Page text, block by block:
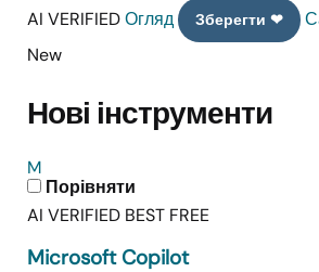
AI VERIFIEDОгляд Зберегти ❤
New
Нові інструменти
M
Порівняти
AI VERIFIED BEST FREE
Microsoft Copilot